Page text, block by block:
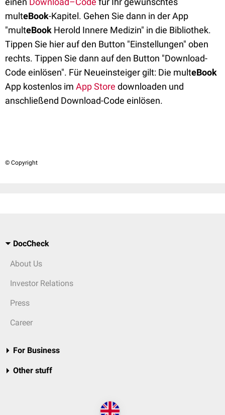
multeBook-Kapitel. Gehen Sie dann in der App
"multeBook Herold Innere Medizin" in die Bibliothek.
Tippen Sie hier auf den Button "Einstellungen" oben
rechts. Tippen Sie dann auf den Button "Download-
Code einlösen". Für Neueinsteiger gilt: Die multeBook
App kostenlos im App Store downloaden und
anschließend Download-Code einlösen.
© Copyright
DocCheck
About Us
Investor Relations
Press
Career
For Business
Other stuff